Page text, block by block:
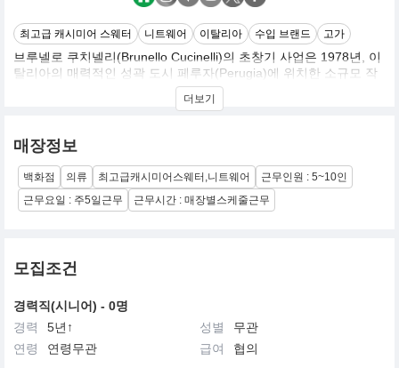
최고급 캐시미어 스웨터 니트웨어 이탈리아 수입 브랜드 고가
브루넬로 쿠치넬리(Brunello Cucinelli)의 초창기 사업은 1978년, 이
탈리아의 매력적인 성곽 도시 페루자(Perugia)에 위치한 소규모 작
업실에서 이루어졌습니다. 처음으로 5가지 컬러의 캐시미어 제품을
생산, 성공적인 판매로 이끈 브루넬로는 본격적인 캐시미어 사업을
위치한 14세기 성을 구입, 성을 작업장으로 개조하여 꿈을 실현할
수 있는 기회로 삼았습니다. 솔로메오에서 시작된 ‘브루넬로 쿠치넬
리’ 브랜드는 나날이 성장해갔으며, 이것은 곧 최고급 캐시미어 제품
을 생산하는 글로벌 브랜드 ‘브루넬로 쿠치넬리’ 를 이루는 발판이
됩니다. 이후 브루넬로는 지속적인 연구와 개발의 결과로 주요 고객
더보기
매장정보
백화점 의류 최고급캐시미어스웨터,니트웨어
근무인원 : 5~10인
근무요일 : 주5일근무
근무시간 : 매장별스케줄근무
모집조건
경력직(시니어) - 0명
경력
5년↑ 성별
무관
연령
연령무관 급여 협의